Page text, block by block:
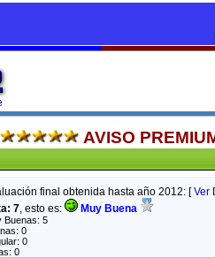
AVISO
final obtenida hasta año 2012: [Ver
7, esto es: Muy Buena
Buenas: 5
0
0
0